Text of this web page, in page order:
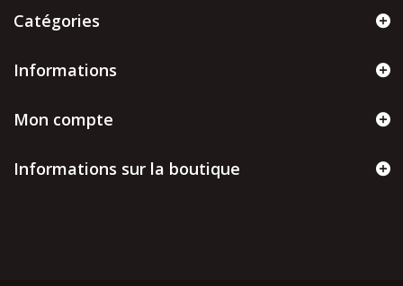
Catégories
Informations
Mon compte
Informations sur la boutique